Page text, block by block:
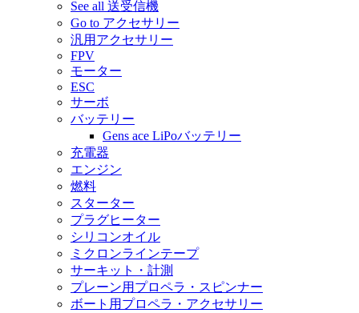
See all 送受信機
Go to アクセサリー
汎用アクセサリー
FPV
モーター
ESC
サーボ
バッテリー
Gens ace LiPoバッテリー
充電器
エンジン
燃料
スターター
プラグヒーター
シリコンオイル
ミクロンラインテープ
サーキット・計測
プレーン用プロペラ・スピンナー
ボート用プロペラ・アクセサリー